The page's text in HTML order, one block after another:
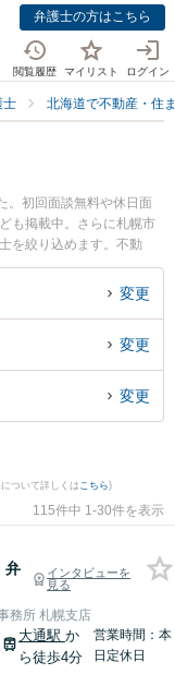
弁護士の方はこちら
閲覧履歴 マイリスト ログイン
士 北海道で不動産・住
。初回面談無料や休日面
も掲載中。さらに札幌市
を絞り込めます。不動
産契約解除等の細かな分
経済事務所 札幌支店の佐
ラブルを今すぐに弁護士
近くの弁護士を検索した
内の弁護士に相談予約し
変更
変更
変更
ついて詳しくはこちら)
115件中 1-30件を表示
弁
インタビューを
見る
務所 札幌支店
大通駅 か
ら徒歩4分
営業時間：本
日定休日